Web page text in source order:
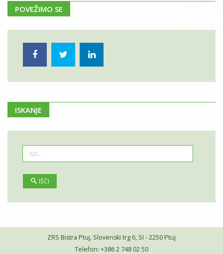
POVEŽIMO SE
ISKANJE
IŠČI
ZRS Bistra Ptuj, Slovenski trg 6, SI - 2250 Ptuj
Telefon: +386 2 748 02 50